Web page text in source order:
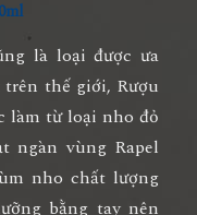
là loại được ưa
trên thế giới, Rượu
làm từ loại nho đỏ
ngàn vùng Rapel
nho chất lượng
bằng tay nên